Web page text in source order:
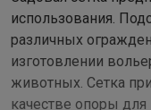
использования.
различных
изготовлении
животных. Сетка
качестве опоры